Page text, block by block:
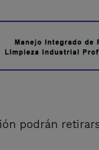
podrán